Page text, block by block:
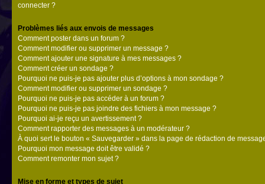
connecter ?
Problèmes liés aux envois de messages
Comment poster dans un forum ?
Comment modifier ou supprimer un message ?
Comment ajouter une signature à mes messages ?
Comment créer un sondage ?
Pourquoi ne puis-je pas ajouter plus d’options à mon sondage ?
Comment modifier ou supprimer un sondage ?
Pourquoi ne puis-je pas accéder à un forum ?
Pourquoi ne puis-je pas joindre des fichiers à mon message ?
Pourquoi ai-je reçu un avertissement ?
Comment rapporter des messages à un modérateur ?
À quoi sert le bouton « Sauvegarder » dans la page de rédaction de
Pourquoi mon message doit être validé ?
Comment remonter mon sujet ?
Mise en forme et types de sujet